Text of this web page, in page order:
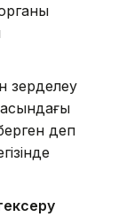
зерделеу
деп